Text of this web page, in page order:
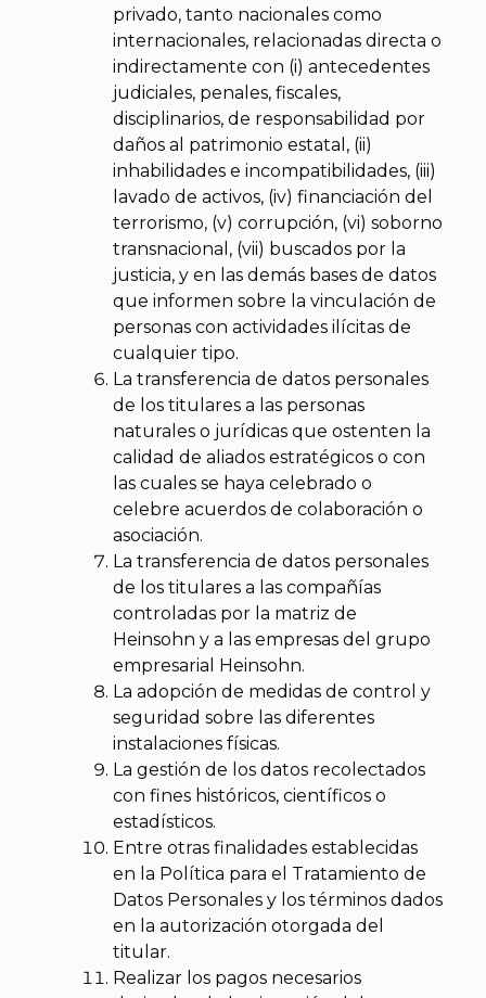
privado, tanto nacionales como
internacionales, relacionadas directa o
indirectamente con (i) antecedentes
judiciales, penales, fiscales,
disciplinarios, de responsabilidad por
daños al patrimonio estatal, (ii)
inhabilidades e incompatibilidades, (iii)
lavado de activos, (iv) financiación del
terrorismo, (v) corrupción, (vi) soborno
transnacional, (vii) buscados por la
justicia, y en las demás bases de datos
que informen sobre la vinculación de
personas con actividades ilícitas de
cualquier tipo.
La transferencia de datos personales
de los titulares a las personas
naturales o jurídicas que ostenten la
calidad de aliados estratégicos o con
las cuales se haya celebrado o
celebre acuerdos de colaboración o
asociación.
La transferencia de datos personales
de los titulares a las compañías
controladas por la matriz de
Heinsohn y a las empresas del grupo
empresarial Heinsohn.
La adopción de medidas de control y
seguridad sobre las diferentes
instalaciones físicas.
La gestión de los datos recolectados
con fines históricos, científicos o
estadísticos.
Entre otras finalidades establecidas
en la Política para el Tratamiento de
Datos Personales y los términos dados
en la autorización otorgada del
titular.
Realizar los pagos necesarios